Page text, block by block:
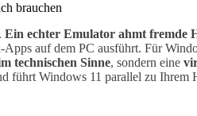
brauchen
Ein echter Emulator ahmt fremde
auf dem PC ausführt. Für
technischen Sinne, sondern eine
führt Windows 11 parallel zu Ihrem